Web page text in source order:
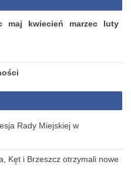
maj kwiecień marzec
luty
Rady Miejskiej w
Kęt i Brzeszcz otrzymali nowe